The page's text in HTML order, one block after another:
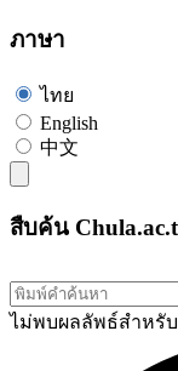
ภาษา
ไทย
English
中文
สืบค้น
ไม่พบผลลัพธ์สำหรั